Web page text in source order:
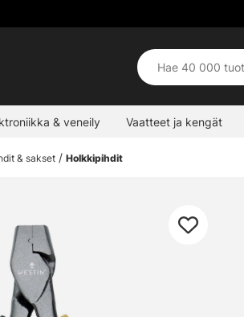
& veneily Vaatteet ja kengät
& sakset Holkkipihdit